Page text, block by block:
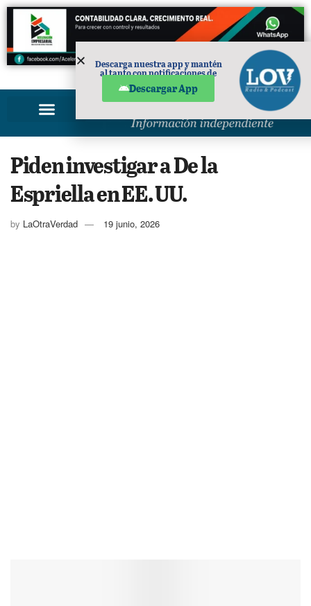
PUBLICIDAD
Piden investigar a De la
Espriella en EE. UU.
by LaOtraVerdad 19 junio, 2026
Descarga nuestra app y mantén
al tanto con notificaciones de
Descargar App